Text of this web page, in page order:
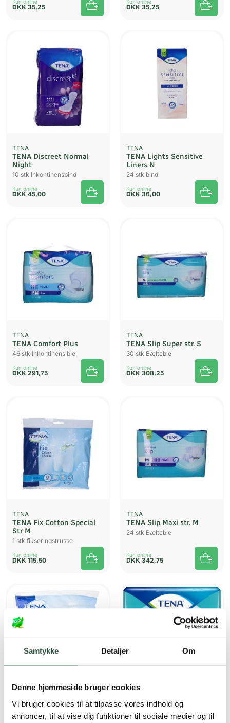
Samtykke Detaljer Om
Denne hjemmeside bruger cookies
Vi bruger cookies til at tilpasse vores indhold og
annoncer, til at vise dig funktioner til sociale medier og til
Kun online
DKK 35,25
Kun online
DKK 35,25
TENA
TENA Discreet Normal
Night
10 stk Inkontinensbind
Kun online
DKK 45,00
TENA
TENA Lights Sensitive
Liners N
24 stk bind
Kun online
DKK 36,00
TENA
TENA Comfort Plus
46 stk Inkontinens ble
Kun online
DKK 291,75
TENA
TENA Slip Super str. S
30 stk Bælteble
Kun online
DKK 308,25
TENA
TENA Fix Cotton Special
Str M
1 stk fikseringstrusse
Kun online
DKK 115,50
TENA
TENA Slip Maxi str. M
24 stk Bælteble
Kun online
DKK 342,75
TENA
TENA Fix Cotton Special
Str L
TENA
TENA Fix Cotton Special
Str Xl